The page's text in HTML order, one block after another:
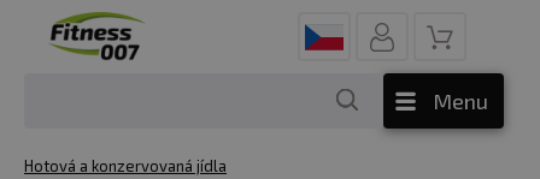
Menu
Hotová a konzervovaná jídla